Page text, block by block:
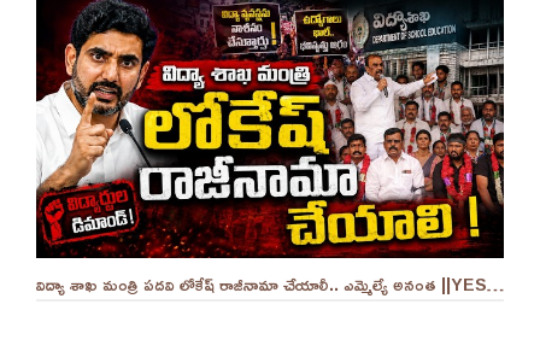
విద్యా శాఖ మంత్రి పదవి లోకేష్ రాజీనామా చేయాలీ.. ఎమ్మెల్యే అనంత ||YES 9TV